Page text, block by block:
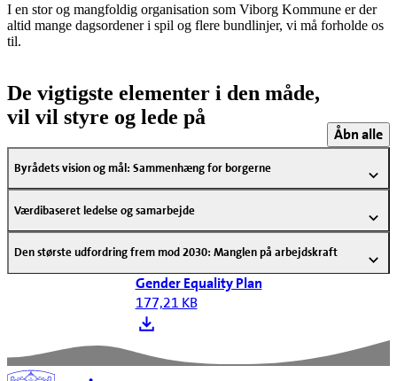
I en stor og mangfoldig organisation som Viborg Kommune er der
altid mange dagsordener i spil og flere bundlinjer, vi må forholde os
til.
De vigtigste elementer i den måde,
vil vil styre og lede på
Åbn alle
Byrådets vision og mål: Sammenhæng for borgerne
Værdibaseret ledelse og samarbejde
Den største udfordring frem mod 2030: Manglen på arbejdskraft
Gender Equality Plan
177,21 KB